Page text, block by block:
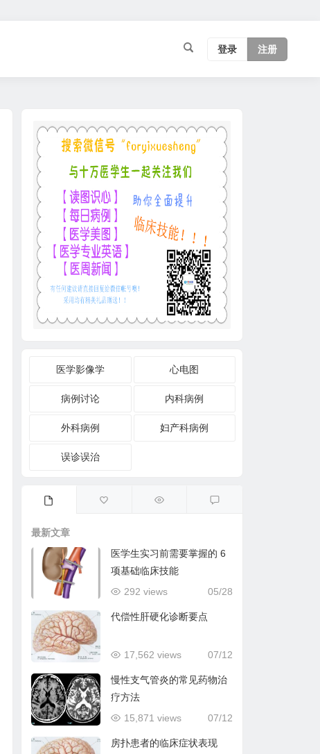
登录 注册
医学影像学 心电图
病例讨论 内科病例
外科病例 妇产科病例
误诊误治
最新文章
医学生实习前需要掌握的 6
项基础临床技能
05/28
292 views
代偿性肝硬化诊断要点
07/12
17,562 views
慢性支气管炎的常见药物治
疗方法
07/12
15,871 views
房扑患者的临床症状表现